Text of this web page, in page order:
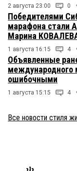
2 августа 23:00 0
Победителями
марафона стали
Марина
1 августа 16:15 4
Объявленные
международного
ошибочными
1 августа 15:15 4
Все новости стиля